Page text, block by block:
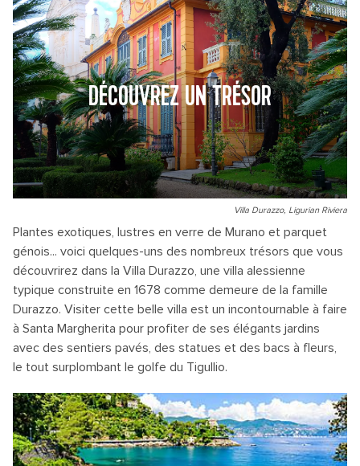
DÉCOUVREZ UN TRÉSOR
Villa Durazzo, Ligurian Riviera
Plantes exotiques, lustres en verre de Murano et parquet
génois... voici quelques-uns des nombreux trésors que vous
découvrirez dans la Villa Durazzo, une villa alessienne
typique construite en 1678 comme demeure de la famille
Durazzo. Visiter cette belle villa est un incontournable à faire
à Santa Margherita pour profiter de ses élégants jardins
avec des sentiers pavés, des statues et des bacs à fleurs,
le tout surplombant le golfe du Tigullio.